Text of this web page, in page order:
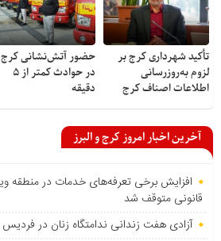
تأکید شهرداری کرج بر
لزوم به‌روزرسانی
اطلاعات اصناف کرج
حضور آتش‌نشانی کرج
در حوادث کمتر از ۵
دقیقه
آخرین اخبار امروز کرج و البرز
افزایش برخی تعرفه‌های خدمات در منطقه
قانونی متوقف شد
آزادی هفت زندانی ندامتگاه زنان در فردیس